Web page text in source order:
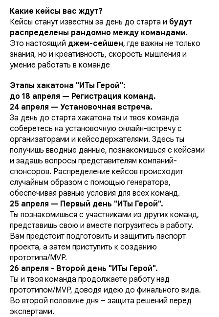
Какие кейсы вас ждут?
Кейсы станут известны за день до старта и будут
распределены рандомно между командами.
Это настоящий джем-сейшен, где важны не только
знания, но и креативность, скорость мышления и
умение работать в команде
Этапы хакатона "ИТы Герой":
до 18 апреля — Регистрация команд.
24 апреля — Установочная встреча.
За день до старта хакатона ты и твоя команда
соберетесь на установочную онлайн-встречу с
организаторами и кейсодержателями. Здесь ты
получишь вводные данные, познакомишься с кейсами
и задашь вопросы представителям компаний-
спонсоров. Распределение кейсов происходит
случайным образом с помощью генератора,
обеспечивая равные условия для всех команд.
25 апреля — Первый день "ИТы Герой".
Ты познакомишься с участниками из других команд,
представишь свою и вместе погрузитесь в работу.
Вам предстоит подготовить и защитить паспорт
проекта, а затем приступить к созданию
прототипа/MVP.
26 апреля - Второй день "ИТы Герой".
Ты и твоя команда продолжаете работу над
прототипом/MVP, доводя идею до финального вида.
Во второй половине дня – защита решений перед
экспертами.